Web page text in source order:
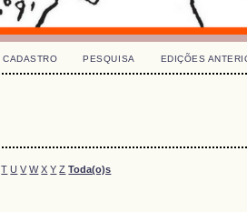
CADASTRO PESQUISA EDIÇÕES
T U V W X Y Z Toda(o)s